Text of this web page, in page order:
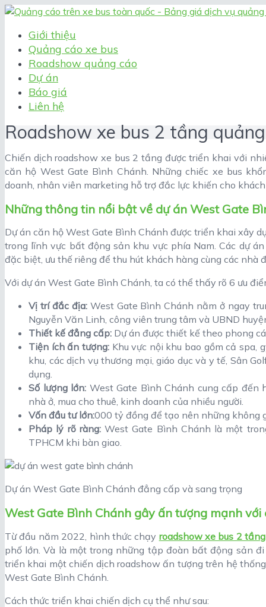
Giới thiệu
Quảng cáo xe bus
Roadshow quảng cáo
Dự án
Báo giá
Liên hệ
Roadshow xe bus 2 tầng
Chiến dịch roadshow xe bus 2 tầng được triển khai với
căn hộ West Gate Bình Chánh. Những chiếc xe bus
doanh, nhân viên marketing hỗ trợ đắc lực khiến cho
Những thông tin nổi bật về dự án West Gate
Dự án căn hộ West Gate Bình Chánh được triển khai xây
trong lĩnh vực bất động sản khu vực phía Nam. Các dự
đặc biệt, ưu thế riêng để thu hút khách hàng cùng các nhà
Với dự án West Gate Bình Chánh, ta có thể thấy rõ 6 ưu
Vị trí đắc địa:West Gate Bình Chánh nằm ở ngay
Nguyễn Văn Linh, công viên trung tâm và UBND
Thiết kế đẳng cấp: Dự án được thiết kế theo phong
Tiện ích ấn tượng:Khu vực nội khu bao gồm cả spa,
khu, các dịch vụ thương mại, giáo dục và y tế, Sân
dụng.
Số lượng lớn: West Gate Bình Chánh cung cấp đến
nhà ở, mua cho thuê, kinh doanh của nhiều người.
Vốn đầu tư lớn:000 tỷ đồng để tạo nên những không
Pháp lý rõ ràng:West Gate Bình Chánh là một
TPHCM khi bàn giao.
Dự án West Gate Bình Chánh đẳng cấp và sang trọng
West Gate Bình Chánh gây ấn tượng mạnh
Từ đầu năm 2022, hình thức chạy roadshow xe bus 2 tầng
phố lớn. Và là một trong những tập đoàn bất động sản
triển khai một chiến dịch roadshow ấn tượng trên hệ
West Gate Bình Chánh.
Cách thức triển khai chiến dịch cụ thể như sau: